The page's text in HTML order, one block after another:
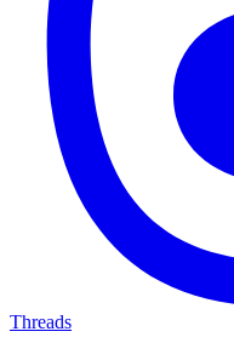
Threads